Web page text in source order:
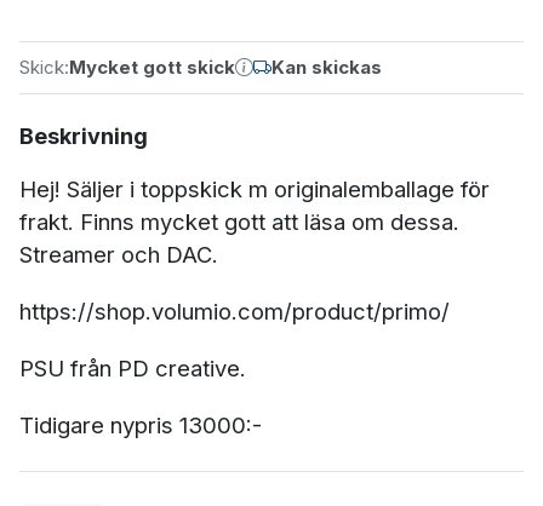
Skick:Mycket gott skick Kan skickas
Beskrivning
Hej! Säljer i toppskick m originalemballage för
frakt. Finns mycket gott att läsa om dessa.
Streamer och DAC.
https://shop.volumio.com/product/primo/
PSU från PD creative.
Tidigare nypris 13000:-